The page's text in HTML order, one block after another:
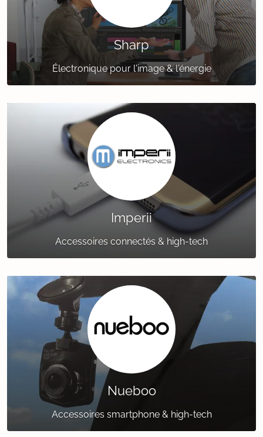
Sharp
Électronique pour l'image & l'énergie
Imperii
Accessoires connectés & high-tech
Nueboo
Accessoires smartphone & high-tech